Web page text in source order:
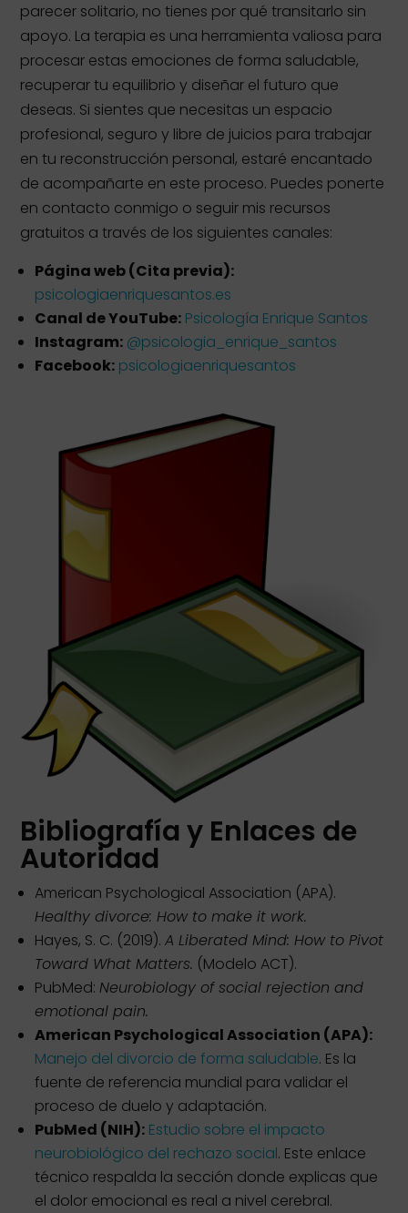
parecer solitario, no tienes por qué transitarlo sin
apoyo. La terapia es una herramienta valiosa para
procesar estas emociones de forma saludable,
recuperar tu equilibrio y diseñar el futuro que
deseas. Si sientes que necesitas un espacio
profesional, seguro y libre de juicios para trabajar
en tu reconstrucción personal, estaré encantado
de acompañarte en este proceso. Puedes ponerte
en contacto conmigo o seguir mis recursos
gratuitos a través de los siguientes canales:
Página web (Cita previa):
psicologiaenriquesantos.es
Canal de YouTube: Psicología Enrique Santos
Instagram: @psicologia_enrique_santos
Facebook: psicologiaenriquesantos
Bibliografía y Enlaces de
Autoridad
American Psychological Association (APA).
Healthy divorce: How to make it work.
Hayes, S. C. (2019).A Liberated Mind: How to Pivot
Toward What Matters. (Modelo ACT).
PubMed:Neurobiology of social rejection and
emotional pain.
American Psychological Association (APA):
Manejo del divorcio de forma saludable. Es la
fuente de referencia mundial para validar el
proceso de duelo y adaptación.
PubMed (NIH): Estudio sobre el impacto
neurobiológico del rechazo social. Este enlace
técnico respalda la sección donde explicas que
el dolor emocional es real a nivel cerebral.